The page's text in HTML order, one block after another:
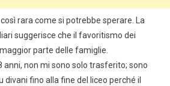
rara come si potrebbe sperare. La
suggerisce che il favoritismo dei
parte delle famiglie.
anni, non mi sono solo trasferito; sono
divani fino alla fine del liceo perché il